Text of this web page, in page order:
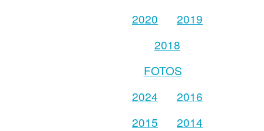
2020
2019
2018
FOTOS
2024
2016
2015
2014